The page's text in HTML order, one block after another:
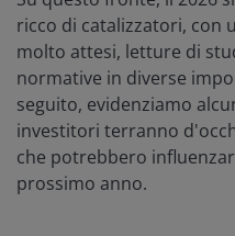
ricco di catalizzatori, con
molto attesi, letture di
normative in diverse
seguito, evidenziamo
investitori terranno
che potrebbero
prossimo anno.